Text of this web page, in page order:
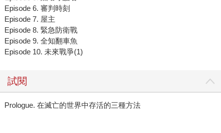
Episode 6. 審判時刻
Episode 7. 屋主
Episode 8. 緊急防衛戰
Episode 9. 全知翻車魚
Episode 10. 未來戰爭(1)
試閱
Prologue. 在滅亡的世界中存活的三種方法